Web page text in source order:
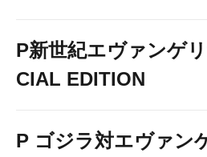
P新世紀エヴァンゲ
CIAL EDITION
P ゴジラ対エヴァン